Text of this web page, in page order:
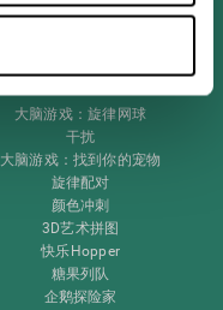
大脑游戏：旋律网球
干扰
大脑游戏：找到你的宠物
旋律配对
颜色冲刺
3D艺术拼图
快乐Hopper
糖果列队
企鹅探险家